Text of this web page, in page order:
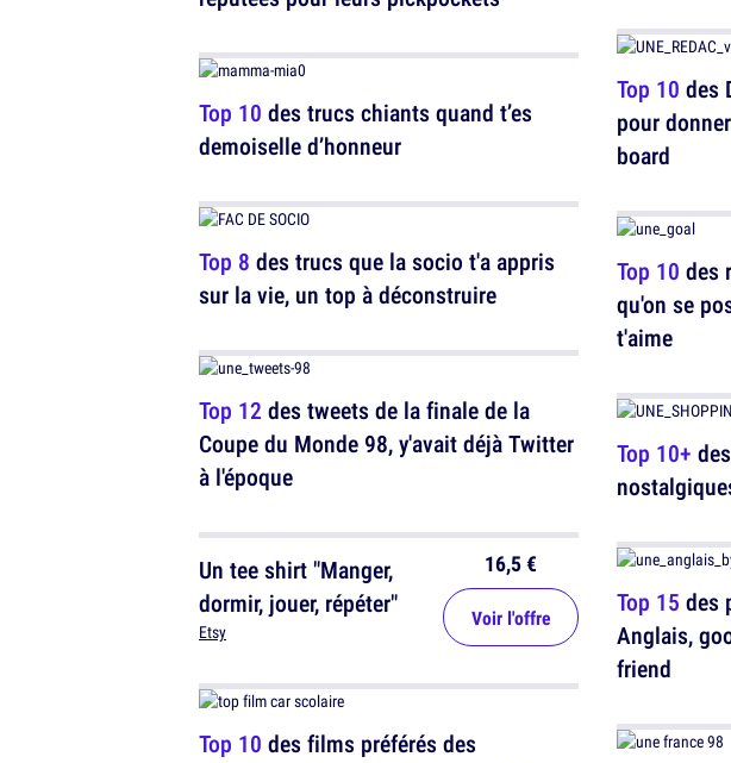
Top 10 des trucs chiants quand t’es
demoiselle d’honneur
Top 8 des trucs que la socio t'a appris
sur la vie, un top à déconstruire
Top 12 des tweets de la finale de la
Coupe du Monde 98, y'avait déjà Twitter
à l'époque
Un tee shirt "Manger,
dormir, jouer, répéter"
Etsy
16,5 €
Voir l'offre
Top 10 des films préférés des
Top 10 des
pour
board
Top 10 des
qu'on se
t'aime
Top 10+
Top 15 des
Anglais,
friend